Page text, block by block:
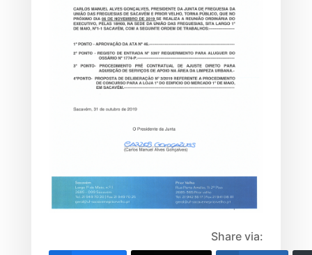
Share via: